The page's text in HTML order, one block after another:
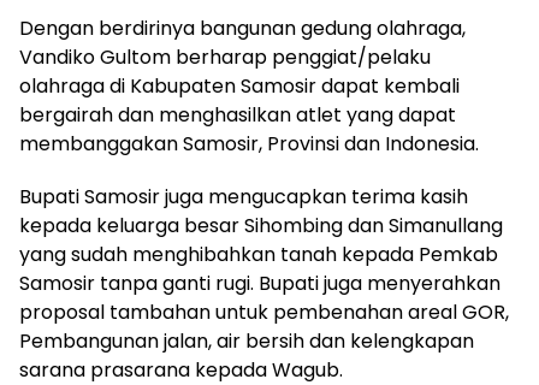
Dengan berdirinya bangunan gedung olahraga,
Vandiko Gultom berharap penggiat/pelaku
olahraga di Kabupaten Samosir dapat kembali
bergairah dan menghasilkan atlet yang dapat
membanggakan Samosir, Provinsi dan Indonesia.
Bupati Samosir juga mengucapkan terima kasih
kepada keluarga besar Sihombing dan Simanullang
yang sudah menghibahkan tanah kepada Pemkab
Samosir tanpa ganti rugi. Bupati juga menyerahkan
proposal tambahan untuk pembenahan areal GOR,
Pembangunan jalan, air bersih dan kelengkapan
sarana prasarana kepada Wagub.